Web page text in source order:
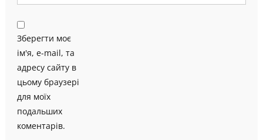
Зберегти моє
ім'я, e-mail, та
адресу сайту в
цьому браузері
для моїх
подальших
коментарів.